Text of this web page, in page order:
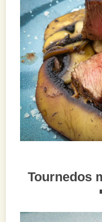
Tournedos